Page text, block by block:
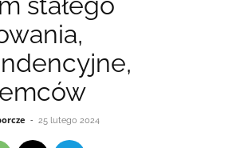
- 25 lutego 2024